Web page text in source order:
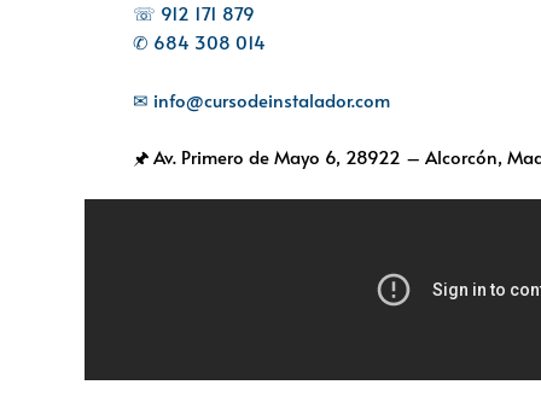
☏ 912 171 879
✆ 684 308 014
✉ info@cursodeinstalador.com
🖈 Av. Primero de Mayo 6, 28922 – Alcorcón,